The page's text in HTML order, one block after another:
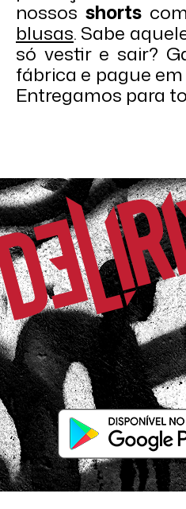
nossos shorts
blusas. Sabe
só vestir e sair?
fábrica e pague
Entregamos para